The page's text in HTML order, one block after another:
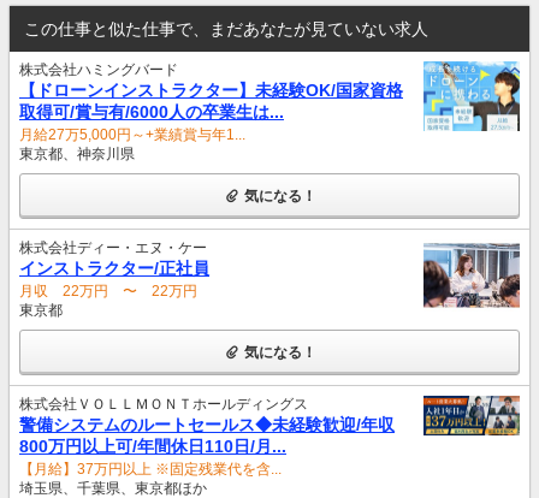
この仕事と似た仕事で、まだあなたが見ていない求人
株式会社ハミングバード
【ドローンインストラクター】未経験OK/国家資格
取得可/賞与有/6000人の卒業生は...
月給27万5,000円～+業績賞与年1...
東京都、神奈川県
気になる！
株式会社ディー・エヌ・ケー
インストラクター/正社員
月収 22万円 〜 22万円
東京都
気になる！
株式会社ＶＯＬＬＭＯＮＴホールディングス
警備システムのルートセールス◆未経験歓迎/年収
800万円以上可/年間休日110日/月...
【月給】37万円以上 ※固定残業代を含...
埼玉県、千葉県、東京都ほか